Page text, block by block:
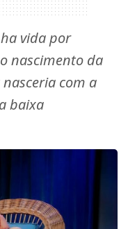
vida por
nascimento da
com a
baixa